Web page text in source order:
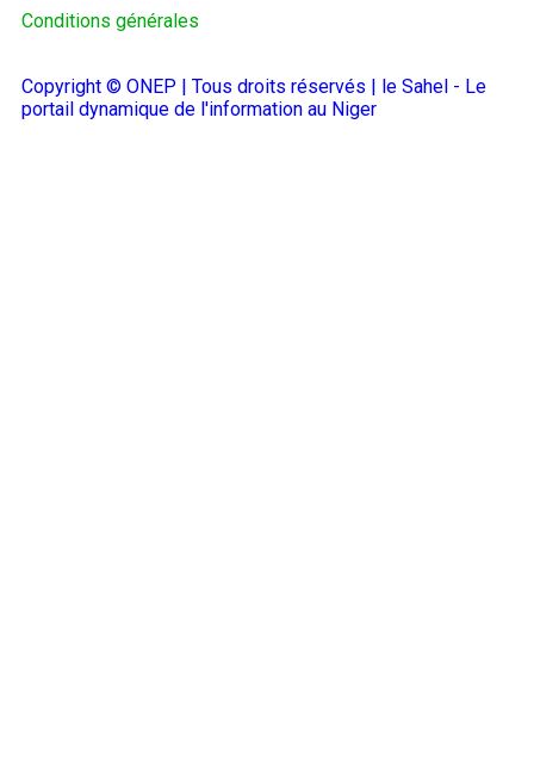
Conditions générales
Copyright © ONEP | Tous droits réservés | le Sahel - Le
portail dynamique de l'information au Niger